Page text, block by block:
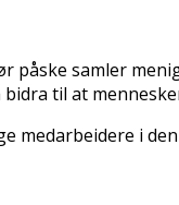
påske samler
til at
medarbeidere i